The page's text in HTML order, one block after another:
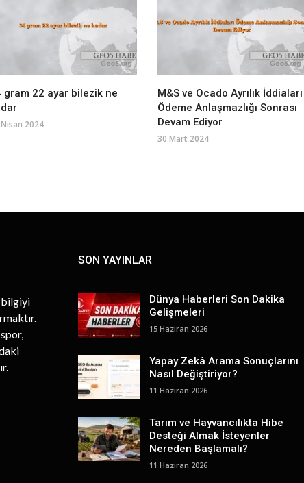
gram 22 ayar bilezik ne
2024
M&S ve Ocado Ayrılık İddiaları
Ödeme Anlaşmazlığı Sonrası
Devam Ediyor
30 Mart 2024
bilgiyi
SON YAYINLAR
Dünya Haberleri Son Dakika
Gelişmeleri
15 Haziran 2026
Yapay Zekâ Arama Sonuçlarını
Nasıl Değiştiriyor?
11 Haziran 2026
Tarım ve Hayvancılıkta Hibe
Desteği Almak İsteyenler
Nereden Başlamalı?
11 Haziran 2026